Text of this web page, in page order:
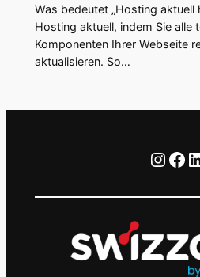
Was bedeutet „Hosting aktuell
Hosting aktuell, indem Sie alle
Komponenten Ihrer Webseite
aktualisieren. So…
Instagram Facebook LinkedIn